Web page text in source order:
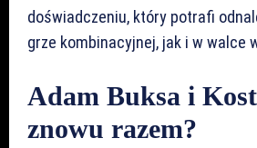
doświadczeniu, który potrafi
grze kombinacyjnej, jak i w walce
Adam Buksa i
znowu razem?